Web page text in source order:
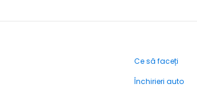
Ce să faceți
Închirieri auto